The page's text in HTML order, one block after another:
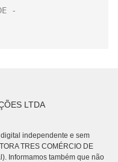
LTDA
independente e sem
TRES COMÉRCIO DE
Informamos também que não